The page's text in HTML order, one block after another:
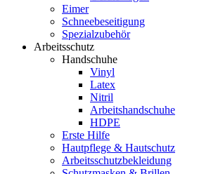
Eimer
Schneebeseitigung
Spezialzubehör
Arbeitsschutz
Handschuhe
Vinyl
Latex
Nitril
Arbeitshandschuhe
HDPE
Erste Hilfe
Hautpflege & Hautschutz
Arbeitsschutzbekleidung